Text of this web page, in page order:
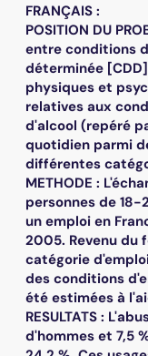
FRANÇAIS :
POSITION DU
entre conditions
déterminée
physiques et
relatives aux
d'alcool (repéré
quotidien parmi
différentes
METHODE :
personnes de
un emploi en
2005. Revenu du
catégorie
des conditions
été estimées à
RESULTATS :
d'hommes et 7,5